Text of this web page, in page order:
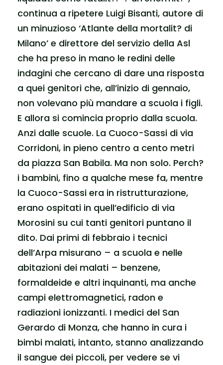
continua a ripetere Luigi Bisanti, autore di
un minuzioso ‘Atlante della mortalit? di
Milano’ e direttore del servizio della Asl
che ha preso in mano le redini delle
indagini che cercano di dare una risposta
a quei genitori che, all’inizio di gennaio,
non volevano più mandare a scuola i figli.
E allora si comincia proprio dalla scuola.
Anzi dalle scuole. La Cuoco-Sassi di via
Corridoni, in pieno centro a cento metri
da piazza San Babila. Ma non solo. Perch?
i bambini, fino a qualche mese fa, mentre
la Cuoco-Sassi era in ristrutturazione,
erano ospitati in quell’edificio di via
Morosini su cui tanti genitori puntano il
dito. Dai primi di febbraio i tecnici
dell’Arpa misurano – a scuola e nelle
abitazioni dei malati – benzene,
formaldeide e altri inquinanti, ma anche
campi elettromagnetici, radon e
radiazioni ionizzanti. I medici del San
Gerardo di Monza, che hanno in cura i
bimbi malati, intanto, stanno analizzando
il sangue dei piccoli, per vedere se vi